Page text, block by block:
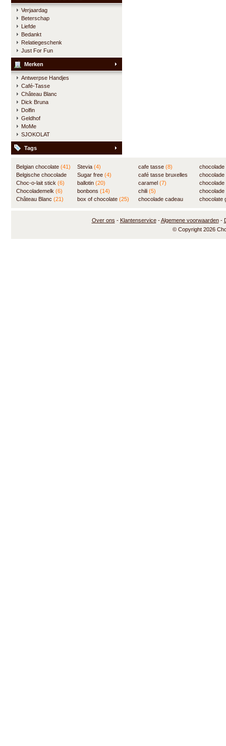
Verjaardag
Beterschap
Liefde
Bedankt
Relatiegeschenk
Just For Fun
Merken
Antwerpse Handjes
Café-Tasse
Château Blanc
Dick Bruna
Dolfin
Geldhof
MoMe
SJOKOLAT
Tags
Belgian chocolate (41)
Belgische chocolade
(84)
Choc-o-lait stick (6)
Chocolademelk (6)
Château Blanc (21)
Stevia (4)
Sugar free (4)
ballotin (20)
bonbons (14)
box of chocolate (25)
cafe tasse (8)
café tasse bruxelles
(8)
caramel (7)
chili (5)
chocolade cadeau
(7)
chocolate
Over ons - Klantenservice-Algemene voorwaarden-
© Copyright 2026